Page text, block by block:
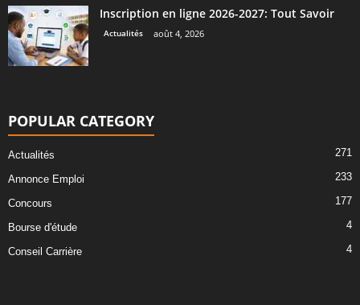
Inscription en ligne 2026-2027: Tout Savoir
Actualités août 4, 2026
POPULAR CATEGORY
Actualités 271
Annonce Emploi 233
Concours 177
Bourse d'étude 4
Conseil Carrière 4